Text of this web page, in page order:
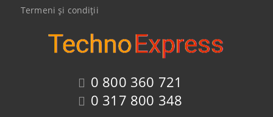
0 800 360 721
0 317 800 348
Termeni şi condiţii